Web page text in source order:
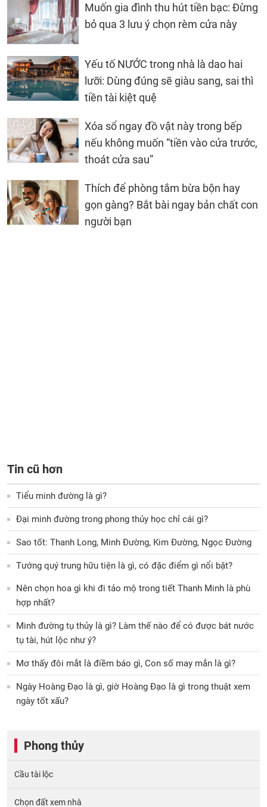
Muốn gia đình thu hút tiền bạc: Đừng
bỏ qua 3 lưu ý chọn rèm cửa này
Yếu tố NƯỚC trong nhà là dao hai
lưỡi: Dùng đúng sẽ giàu sang, sai thì
tiền tài kiệt quệ
Xóa sổ ngay đồ vật này trong bếp
nếu không muốn “tiền vào cửa trước,
thoát cửa sau”
Thích để phòng tắm bừa bộn hay
gọn gàng? Bắt bài ngay bản chất con
người bạn
Tin cũ hơn
Tiểu minh đường là gì?
Đại minh đường trong phong thủy học chỉ cái gì?
Sao tốt: Thanh Long, Minh Đường, Kim Đường, Ngọc Đường
Tướng quý trung hữu tiện là gì, có đặc điểm gì nổi bật?
Nên chọn hoa gì khi đi tảo mộ trong tiết Thanh Minh là phù
hợp nhất?
Minh đường tụ thủy là gì? Làm thế nào để có được bát nước
tụ tài, hút lộc như ý?
Mơ thấy đôi mắt là điềm báo gì, Con số may mắn là gì?
Ngày Hoàng Đạo là gì, giờ Hoàng Đạo là gì trong thuật xem
ngày tốt xấu?
Phong thủy
Cầu tài lộc
Chọn đất xem nhà